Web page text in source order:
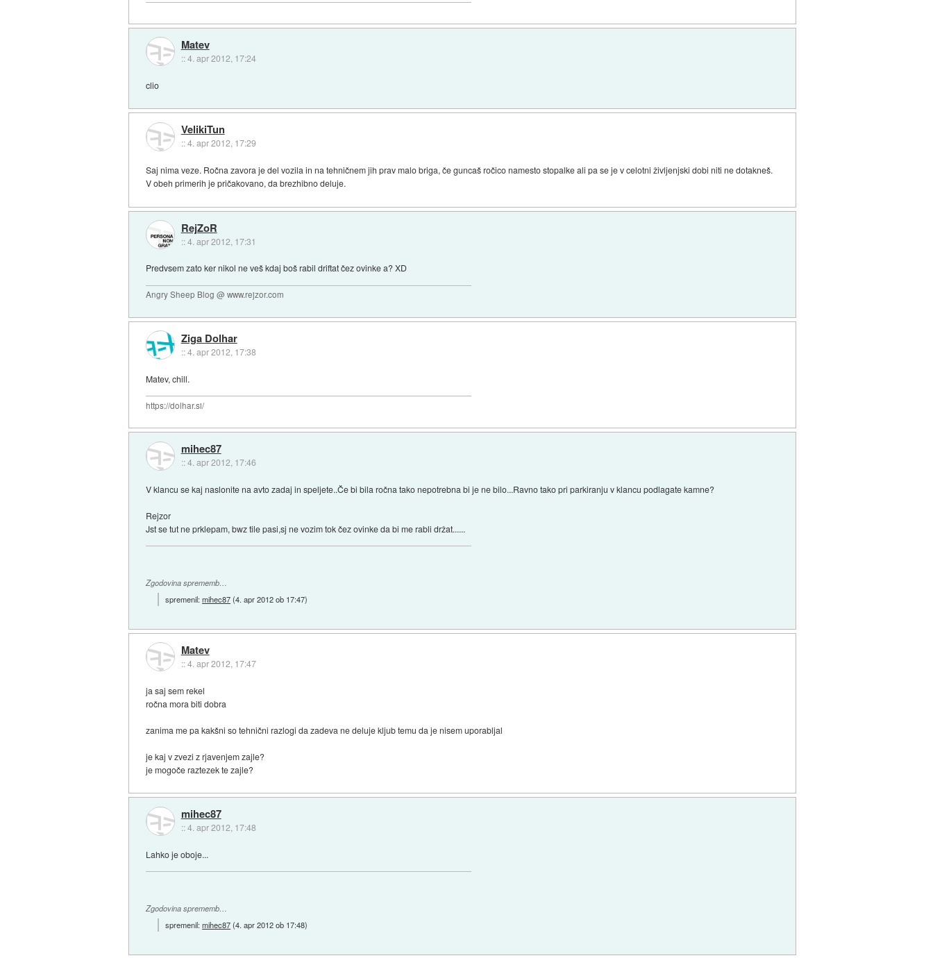
Matev
::4. apr 2012, 17:24
clio
VelikiTun
::4. apr 2012, 17:29
Saj nima veze. Ročna zavora je del vozila in na tehničnem jih prav malo briga, če guncaš ročico namesto stopalke ali pa se je v celotni življenjski dobi niti ne dotakneš.
V obeh primerih je pričakovano, da brezhibno deluje.
RejZoR
::4. apr 2012, 17:31
Predvsem zato ker nikol ne veš kdaj boš rabil driftat čez ovinke a? XD
Angry Sheep Blog @ www.rejzor.com
Ziga Dolhar
::4. apr 2012, 17:38
Matev, chill.
https://dolhar.si/
mihec87
::4. apr 2012, 17:46
V klancu se kaj naslonite na avto zadaj in speljete..Če bi bila ročna tako nepotrebna bi je ne bilo...Ravno tako pri parkiranju v klancu podlagate kamne?
Rejzor
Jst se tut ne prklepam, bwz tile pasi,sj ne vozim tok čez ovinke da bi me rabli držat......
Zgodovina sprememb…
spremenil:mihec87(4. apr 2012 ob 17:47)
Matev
::4. apr 2012, 17:47
ja saj sem rekel
ročna mora biti dobra
zanima me pa kakšni so tehnični razlogi da zadeva ne deluje kljub temu da je nisem uporabljal
je kaj v zvezi z rjavenjem zajle?
je mogoče raztezek te zajle?
mihec87
::4. apr 2012, 17:48
Lahko je oboje...
Zgodovina sprememb…
spremenil:mihec87(4. apr 2012 ob 17:48)